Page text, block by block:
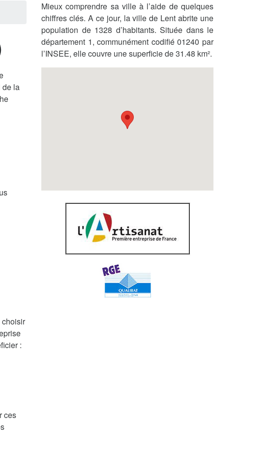
de la
choisir
:
ces
Mieux comprendre sa ville à l’aide de quelques
chiffres clés. A ce jour, la ville de Lent abrite une
population de 1328 d’habitants. Située dans le
département 1, communément codifié 01240 par
l’INSEE, elle couvre une superficie de 31.48 km².